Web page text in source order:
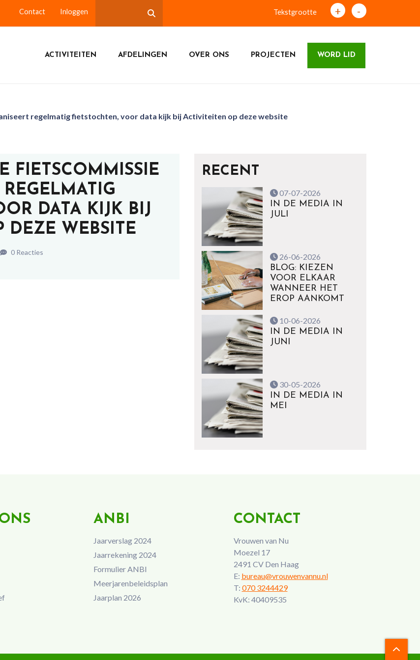
Contact Inloggen Tekstgrootte + -
ACTIVITEITEN AFDELINGEN OVER ONS PROJECTEN WORD LID
regelmatig fietstochten, voor data kijk bij Activiteiten op deze website
FIETSCOMMISSIE
DATA KIJK BIJ
DEZE WEBSITE
0 Reacties
RECENT
07-07-2026
IN DE MEDIA IN
JULI
26-06-2026
BLOG: KIEZEN
VOOR ELKAAR
WANNEER HET
EROP AANKOMT
10-06-2026
IN DE MEDIA IN
JUNI
30-05-2026
IN DE MEDIA IN
MEI
ANBI
Jaarverslag 2024
Jaarrekening 2024
Formulier ANBI
Meerjarenbeleidsplan
Jaarplan 2026
CONTACT
Vrouwen van Nu
Moezel 17
2491 CV Den Haag
E: bureau@vrouwenvannu.nl
T: 070 3244429
KvK: 40409535